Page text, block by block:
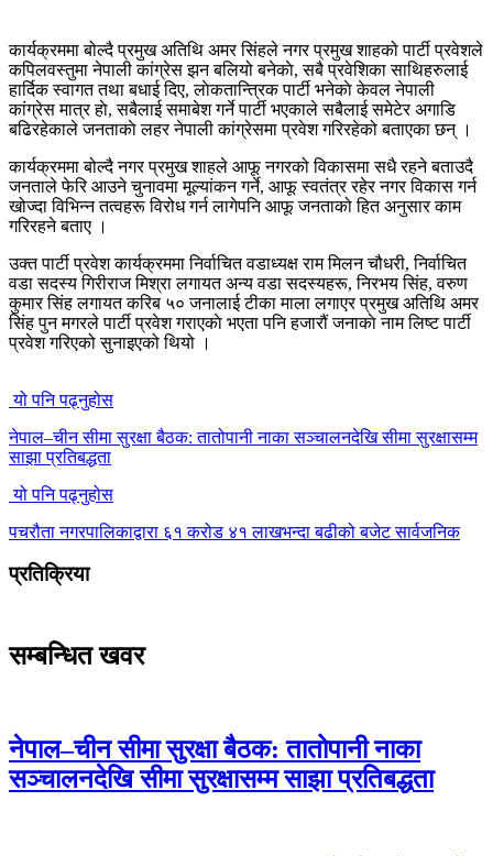
कार्यक्रममा बोल्दै प्रमुख अतिथि अमर सिंहले नगर प्रमुख शाहको पार्टी प्रवेशले
कपिलवस्तुमा नेपाली कांग्रेस झन बलियो बनेकाे, सबै प्रवेशिका साथिहरुलाई
हार्दिक स्वागत तथा बधाई दिए, लाेकतान्त्रिक पार्टी भनेकाे केवल नेपाली
कांग्रेस मात्र हाे, सबैलाई समाबेश गर्ने पार्टी भएकाले सबैलाई समेटेर अगाडि
बढिरहेकाले जनताकाे लहर नेपाली कांग्रेसमा प्रवेश गरिरहेको बताएका छन् ।
कार्यक्रममा बोल्दै नगर प्रमुख शाहले आफू नगरको विकासमा सधै रहने बताउदै
जनताले फेरि आउने चुनावमा मूल्यांकन गर्ने, आफू स्वतंत्र रहेर नगर विकास गर्न
खोज्दा विभिन्न तत्वहरू विरोध गर्न लागेपनि आफू जनताको हित अनुसार काम
गरिरहने बताए ।
उक्त पार्टी प्रवेश कार्यक्रममा निर्वाचित वडाध्यक्ष राम मिलन चौधरी, निर्वाचित
वडा सदस्य गिरीराज मिश्रा लगायत अन्य वडा सदस्यहरू, निरभय सिंह, वरुण
कुमार सिंह लगायत करिब ५० जनालाई टीका माला लगाएर प्रमुख अतिथि अमर
सिंह पुन मगरले पार्टी प्रवेश गराएकाे भएता पनि हजारौं जनाकाे नाम लिष्ट पार्टी
प्रवेश गरिएको सुनाइएको थियो ।
यो पनि पढ्नुहोस
नेपाल–चीन सीमा सुरक्षा बैठक: तातोपानी नाका सञ्चालनदेखि सीमा सुरक्षासम्म
साझा प्रतिबद्धता
यो पनि पढ्नुहोस
पचरौता नगरपालिकाद्वारा ६१ करोड ४१ लाखभन्दा बढीको बजेट सार्वजनिक
प्रतिक्रिया
सम्बन्धित खवर
नेपाल–चीन सीमा सुरक्षा बैठक: तातोपानी नाका
सञ्चालनदेखि सीमा सुरक्षासम्म साझा प्रतिबद्धता